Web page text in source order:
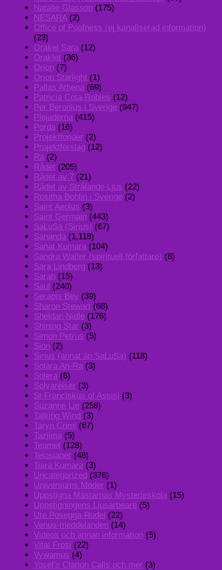
Natalie Glasson (175)
NESARA(2)
Office of Poofness (ej kanaliserad information)
(23)
Orakel Sara (12)
Oraklet (36)
Orion (7)
Orion Starlight (1)
Pallas Athena (69)
Patricia Cota-Robles (12)
Per Beronius i Sverige (947)
Plejaderna (415)
Porda (16)
Projektfonder (2)
Projektförslag (12)
Ra (2)
Rådet (205)
Rådet av 7 (21)
Rådet av Strålande Ljus (22)
Rositha Bohlin i Sverige (2)
Saint Aeolus (3)
Saint Germain (443)
SaLuSa (Sirius) (67)
Sananda (1,118)
Sanat Kumara (104)
Sandra Walter (spirituell författare) (8)
Sara Lindberg (13)
Sarah (15)
Saul (240)
Serapis Bey (39)
Sharon Stewart (68)
Sheldan Nidle (176)
Shining Star (3)
Simon Petrus (5)
Sion (2)
Sirius (annat än SaLuSa) (118)
Solara An-Ra (3)
Solera (6)
Solvarelser (3)
St Franciskus of Assisi (3)
Suzanne Lie (258)
Talking Wind (3)
Taryn Crimi (67)
Tazjima (5)
Teamet (128)
Telosianer (48)
Tiara Kumara (3)
Uncategorized (376)
Universums Moder (1)
Uppstigna Mästarnas Mysterieskola (15)
Uppstigningens Ljusarbeare (5)
Ute Posegga-Rudel (22)
Venus-meddelanden (14)
Videos och annan information (5)
Vital Frosi (22)
Vywamus (4)
Yosef's Clarion Calls och mer (3)